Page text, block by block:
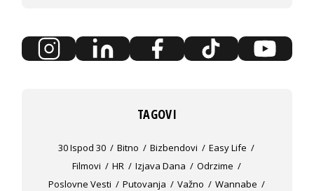
TAGOVI
30 Ispod 30 Bitno Bizbendovi
Easy Life
Filmovi
HR Izjava Dana
Odrzime
Poslovne Vesti
Putovanja Važno
Wannabe